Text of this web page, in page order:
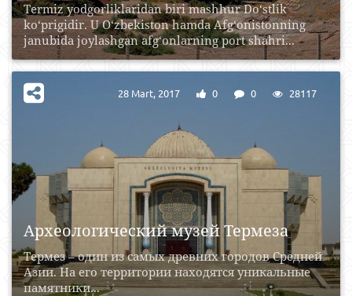
Termiz yodgorliklaridan biri mashhur Do‘stlik
ko‘prigidir. U O‘zbekiston hamda Afg‘onistonning
janubida joylashgan afg‘onlarning port shahri...
Археологический музей Термеза
Термез – один из самых древних городов Средней
Азии. На его территории находятся уникальные
памятники...
28 Mart, 2017 0 0 28117